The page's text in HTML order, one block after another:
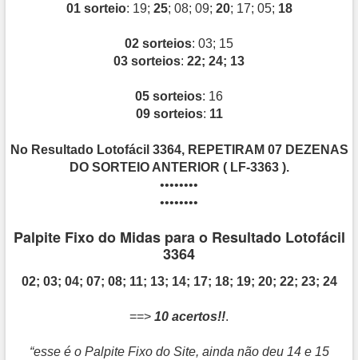
01 sorteio: 19; 25; 08; 09; 20; 17; 05; 18
02 sorteios: 03; 15
03 sorteios: 22; 24; 13
05 sorteios: 16
09 sorteios: 11
No Resultado Lotofácil 3364, REPETIRAM 07 DEZENAS
DO SORTEIO ANTERIOR ( LF-3363 ).
••••••••
••••••••
Palpite Fixo do Midas para o Resultado Lotofácil
3364
02; 03; 04; 07; 08; 11; 13; 14; 17; 18; 19; 20; 22; 23; 24
==> 10 acertos!!.
“esse é o Palpite Fixo do Site, ainda não deu 14 e 15